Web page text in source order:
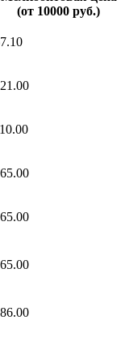
(от 10000 руб.)